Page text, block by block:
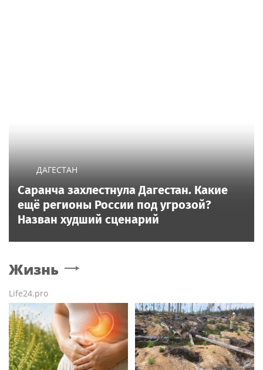
ДАГЕСТАН
Саранча захлестнула Дагестан. Какие
ещё регионы России под угрозой?
Назван худший сценарий
Жизнь
Life24.pro